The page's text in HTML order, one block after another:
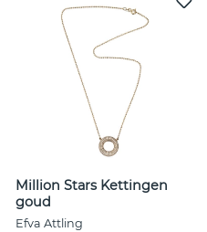
Million Stars Kettingen
goud
Efva Attling